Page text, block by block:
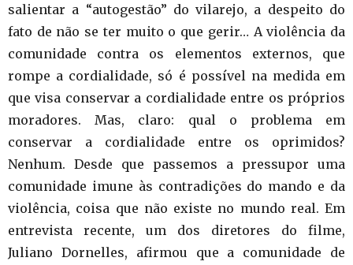
salientar a “autogestão” do vilarejo, a despeito do
fato de não se ter muito o que gerir… A violência da
comunidade contra os elementos externos, que
rompe a cordialidade, só é possível na medida em
que visa conservar a cordialidade entre os próprios
moradores. Mas, claro: qual o problema em
conservar a cordialidade entre os oprimidos?
Nenhum. Desde que passemos a pressupor uma
comunidade imune às contradições do mando e da
violência, coisa que não existe no mundo real. Em
entrevista recente, um dos diretores do filme,
Juliano Dornelles, afirmou que a comunidade de